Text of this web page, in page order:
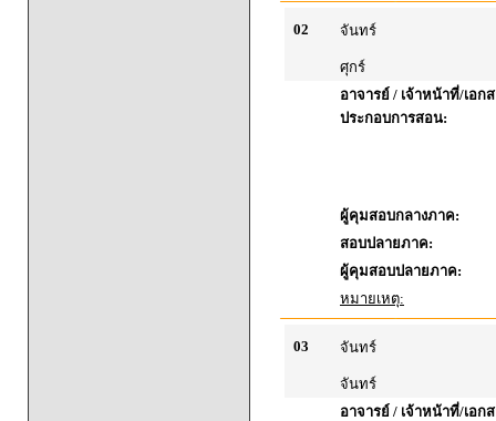
02 จันทร์
ศุกร์
อาจารย์ / เจ้าหน้าที่/เอก
ประกอบการสอน:
ผู้คุมสอบกลางภาค:
สอบปลายภาค:
ผู้คุมสอบปลายภาค:
หมายเหตุ:
03 จันทร์
จันทร์
อาจารย์ / เจ้าหน้าที่/เอก